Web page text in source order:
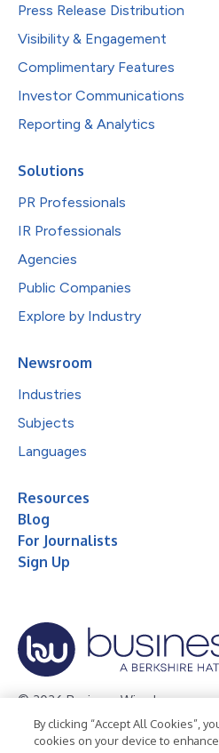
Press Release Distribution
Visibility & Engagement
Complimentary Features
Investor Communications
Reporting & Analytics
Solutions
PR Professionals
IR Professionals
Agencies
Public Companies
Explore by Industry
Newsroom
Industries
Subjects
Languages
Resources
Blog
For Journalists
Sign Up
© 2026 Business Wire, Inc.
Privacy Policy Cookie Policy
By clicking “Accept All Cookies”,
cookies on your device to